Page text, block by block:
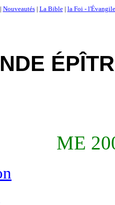
Nouveautés| La Bible| la Foi - l'Évangile
ME